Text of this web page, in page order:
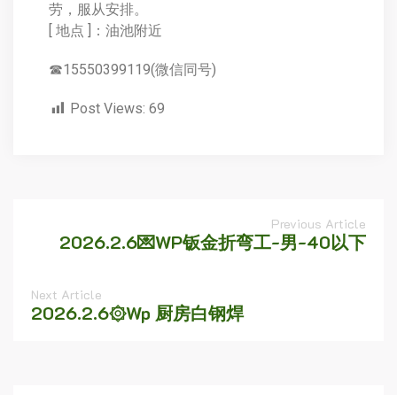
劳，服从安排。
[ 地点 ]：油池附近
☎15550399119(微信同号)
Post Views: 69
Previous Article
2026.2.6💌WP钣金折弯工-男-40以下
Next Article
2026.2.6۞Wp 厨房白钢焊